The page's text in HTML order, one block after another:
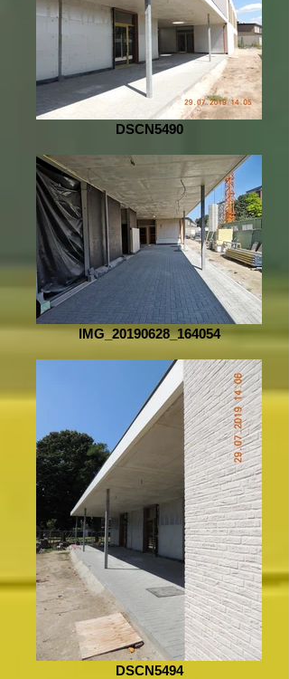
DSCN5490
IMG_20190628_164054
DSCN5494